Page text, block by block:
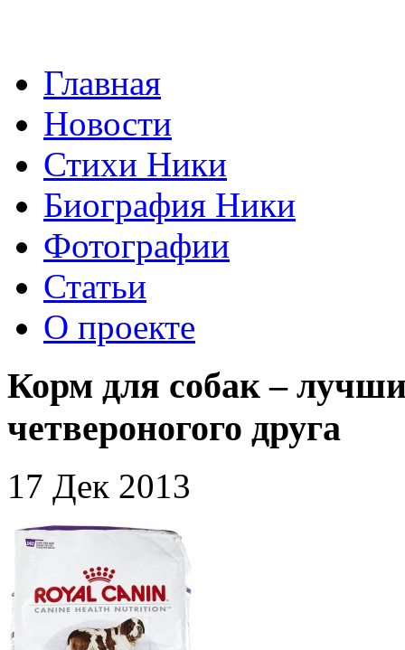
Главная
Новости
Стихи Ники
Биография Ники
Фотографии
Статьи
О проекте
Корм для собак –
четвероногого друга
17 Дек 2013